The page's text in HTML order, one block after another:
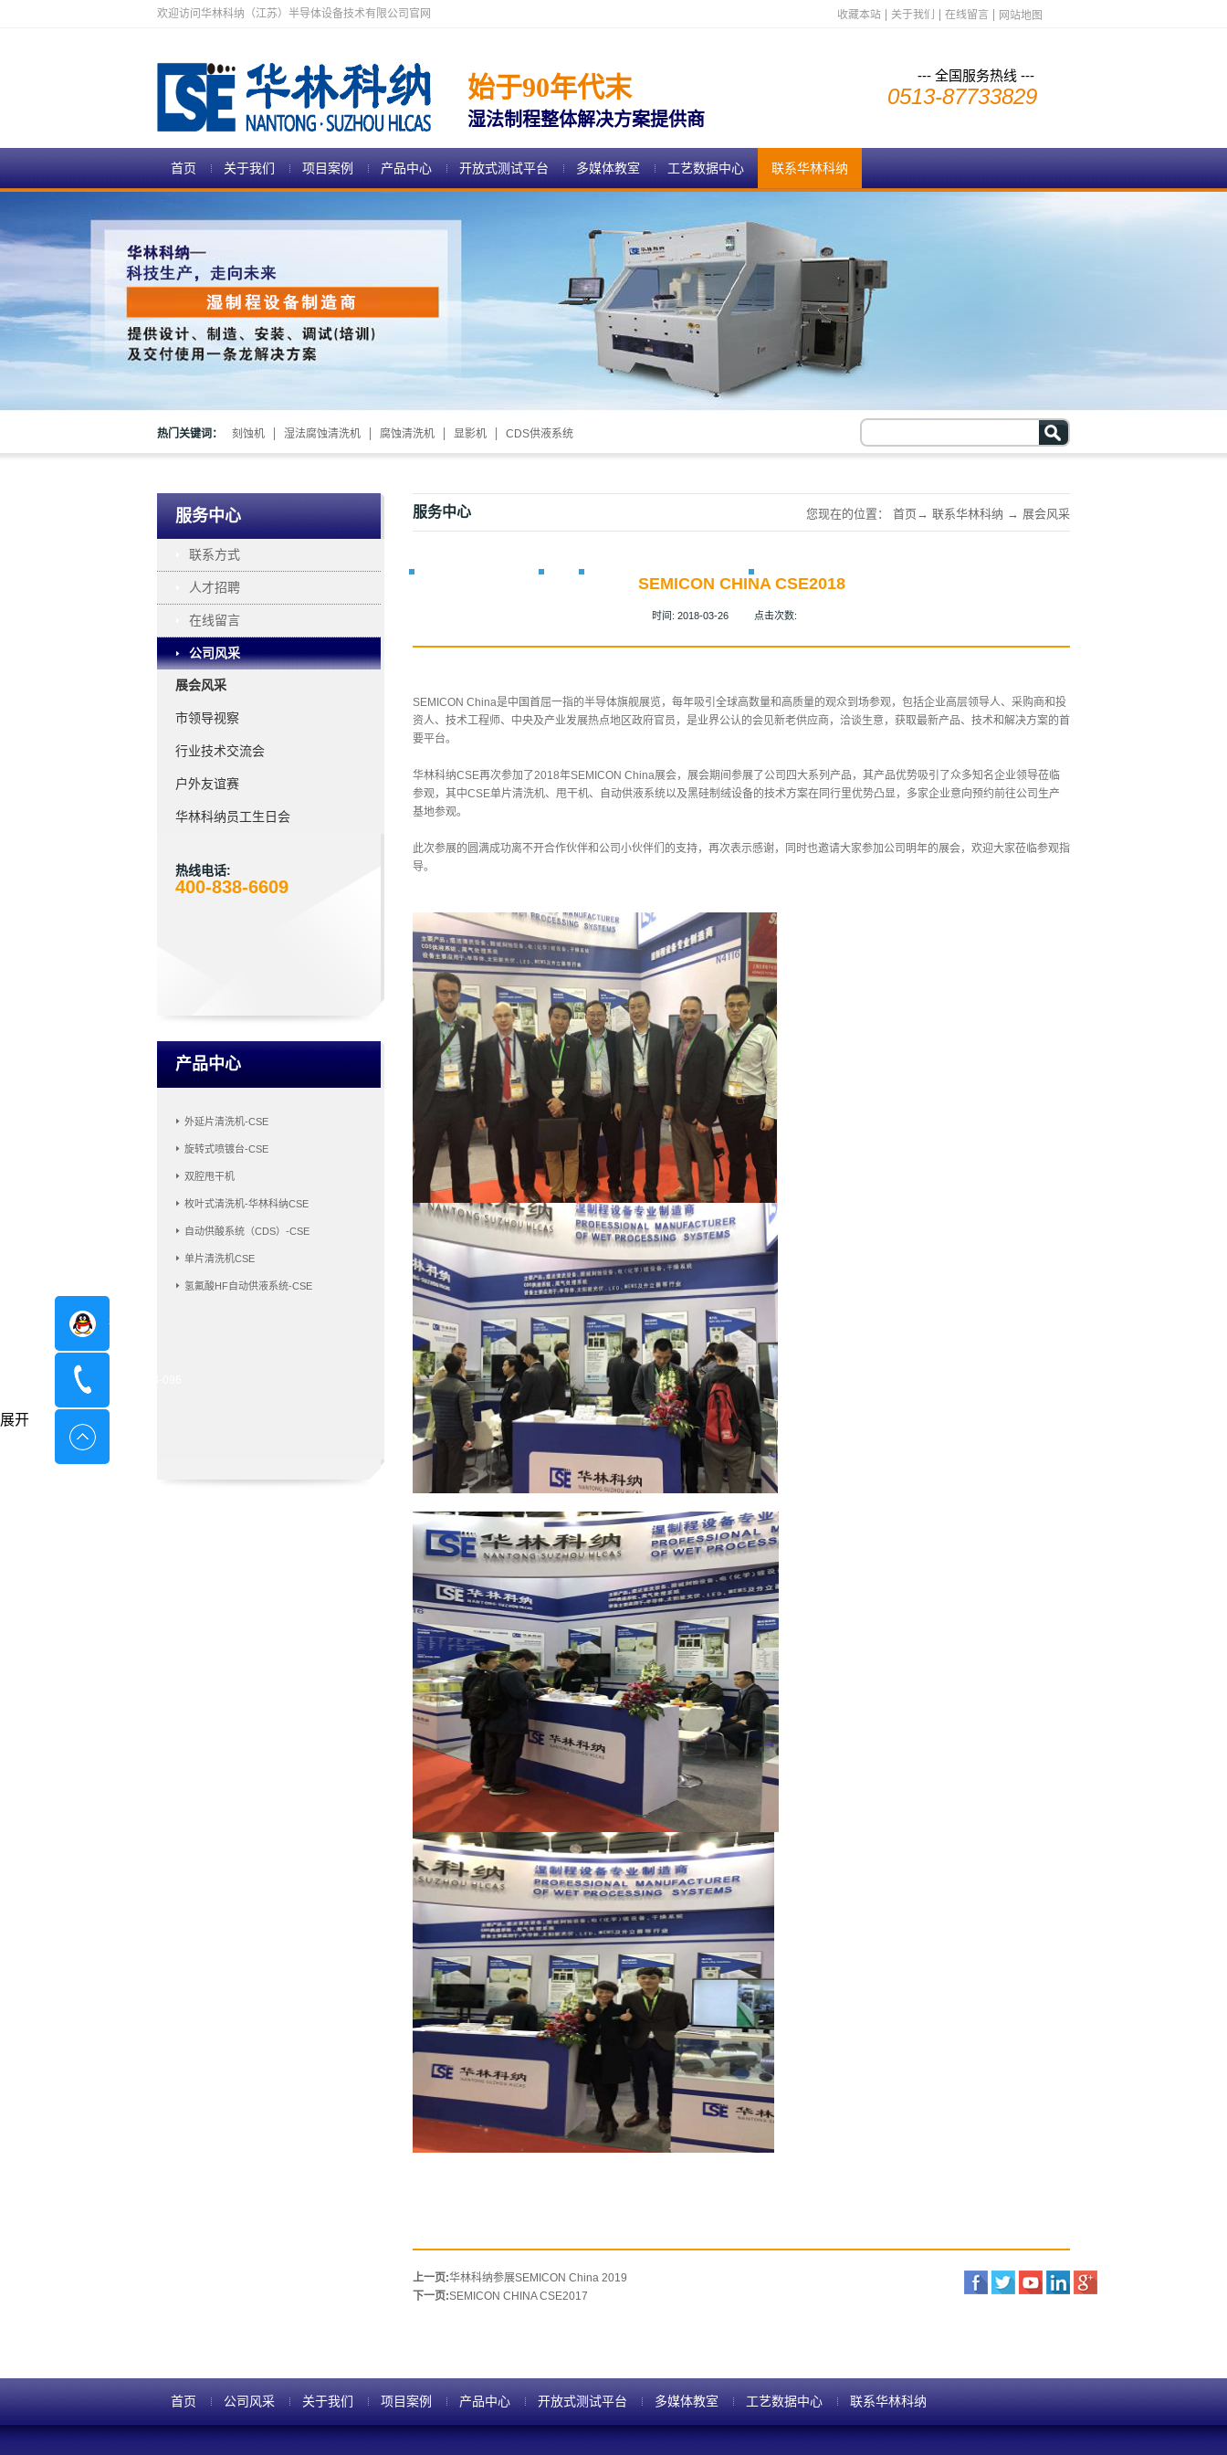
欢迎访问华林科纳（江苏）半导体设备技术有限公司官网 收藏本站 关于我们 在线留言 网站地图
始于90年代末
湿法制程整体解决方案提供商
--- 全国服务热线 ---
0513-87733829
首页 关于我们 项目案例 产品中心 开放式测试平台 多媒体教室 工艺数据中心 联系华林科纳
热门关键词： 刻蚀机 湿法腐蚀清洗机 腐蚀清洗机 显影机 CDS供液系统
服务中心
联系方式
人才招聘
在线留言
公司风采
展会风采
市领导视察
行业技术交流会
户外友谊赛
华林科纳员工生日会
热线电话:
400-838-6609
产品中心
外延片清洗机-CSE
旋转式喷镀台-CSE
双腔甩干机
枚叶式清洗机-华林科纳CSE
自动供酸系统（CDS）-CSE
单片清洗机CSE
氢氟酸HF自动供液系统-CSE
服务中心 您现在的位置： 首页 → 联系华林科纳 → 展会风采
SEMICON CHINA CSE2018
时间: 2018-03-26 点击次数:
SEMICON China是中国首屈一指的半导体旗舰展览，每年吸引全球高数量和高质量的观众到场参观，包括企业高层领导人、采购商和投
资人、技术工程师、中央及产业发展热点地区政府官员，是业界公认的会见新老供应商，洽谈生意，获取最新产品、技术和解决方案的首
要平台。
华林科纳CSE再次参加了2018年SEMICON China展会，展会期间参展了公司四大系列产品，其产品优势吸引了众多知名企业领导莅临
参观，其中CSE单片清洗机、甩干机、自动供液系统以及黑硅制绒设备的技术方案在同行里优势凸显，多家企业意向预约前往公司生产
基地参观。
此次参展的圆满成功离不开合作伙伴和公司小伙伴们的支持，再次表示感谢，同时也邀请大家参加公司明年的展会，欢迎大家莅临参观指
导。
上一页:华林科纳参展SEMICON China 2019
下一页:SEMICON CHINA CSE2017
首页 公司风采 关于我们 项目案例 产品中心 开放式测试平台 多媒体教室 工艺数据中心 联系华林科纳
在线咨询
展开